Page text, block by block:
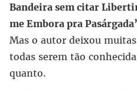
Bandeira sem citar
me Embora pra
Mas o autor deixou
todas serem tão
quanto.